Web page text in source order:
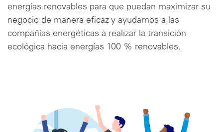
energías renovables para que puedan maximizar su
negocio de manera eficaz y ayudamos a las
compañías energéticas a realizar la transición
ecológica hacia energías 100 % renovables.